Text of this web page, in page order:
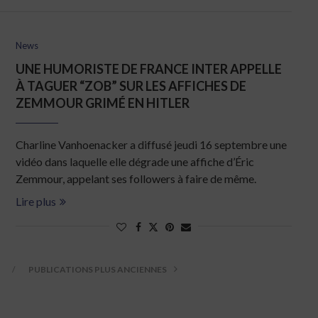
News
UNE HUMORISTE DE FRANCE INTER APPELLE
À TAGUER “ZOB” SUR LES AFFICHES DE
ZEMMOUR GRIMÉ EN HITLER
Charline Vanhoenacker a diffusé jeudi 16 septembre une
vidéo dans laquelle elle dégrade une affiche d’Éric
Zemmour, appelant ses followers à faire de même.
Lire plus
PUBLICATIONS PLUS ANCIENNES